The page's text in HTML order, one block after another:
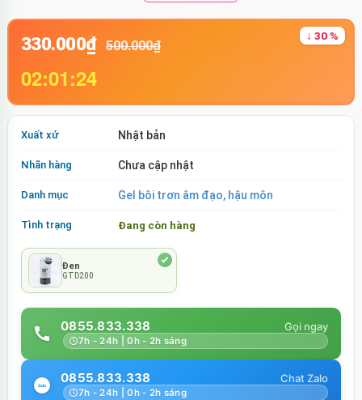
330.000₫ 500.000₫
↓ 30 %
02:01:23
Xuất xứ Nhật bản
Nhãn hàng Chưa cập nhật
Danh mục Gel bôi trơn âm đạo, hậu môn
Tình trạng Đang còn hàng
Đen
GTD200
0855.833.338
7h - 24h | 0h - 2h sáng
0855.833.338
7h - 24h | 0h - 2h sáng